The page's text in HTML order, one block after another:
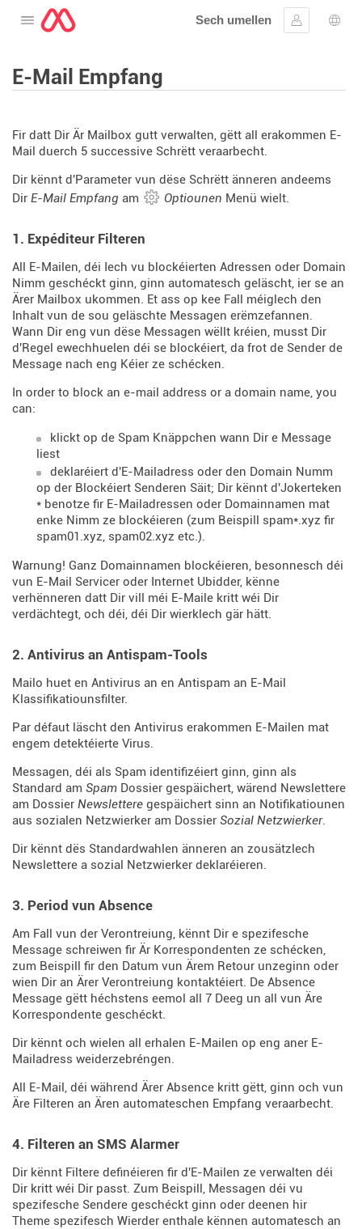
Oppen de Menü
Sech umellen
Umellen
E-Mail Empfang
Fir datt Dir Är Mailbox gutt verwalten, gëtt all erakommen E-
Mail duerch 5 successive Schrëtt veraarbecht.
Dir kënnt d'Parameter vun dëse Schrëtt änneren andeems
Dir E-Mail Empfang am Optiounen Menü wielt.
1. Expéditeur Filteren
All E-Mailen, déi Iech vu blockéierten Adressen oder Domain
Nimm geschéckt ginn, ginn automatesch geläscht, ier se an
Ärer Mailbox ukommen. Et ass op kee Fall méiglech den
Inhalt vun de sou geläschte Messagen erëmzefannen.
Wann Dir eng vun dëse Messagen wëllt kréien, musst Dir
d'Regel ewechhuelen déi se blockéiert, da frot de Sender de
Message nach eng Kéier ze schécken.
In order to block an e-mail address or a domain name, you
can:
klickt op de Spam Knäppchen wann Dir e Message
liest
deklaréiert d'E-Mailadress oder den Domain Numm
op der Blockéiert Senderen Säit; Dir kënnt d'Jokerteken
* benotze fir E-Mailadressen oder Domainnamen mat
enke Nimm ze blockéieren (zum Beispill spam*.xyz fir
spam01.xyz, spam02.xyz etc.).
Warnung! Ganz Domainnamen blockéieren, besonnesch déi
vun E-Mail Servicer oder Internet Ubidder, kënne
verhënneren datt Dir vill méi E-Maile kritt wéi Dir
verdächtegt, och déi, déi Dir wierklech gär hätt.
2. Antivirus an Antispam-Tools
Mailo huet en Antivirus an en Antispam an E-Mail
Klassifikatiounsfilter.
Par défaut läscht den Antivirus erakommen E-Mailen mat
engem detektéierte Virus.
Messagen, déi als Spam identifizéiert ginn, ginn als
Standard am Spam Dossier gespäichert, wärend Newslettere
am Dossier Newslettere gespäichert sinn an Notifikatiounen
aus sozialen Netzwierker am Dossier Sozial Netzwierker.
Dir kënnt dës Standardwahlen änneren an zousätzlech
Newslettere a sozial Netzwierker deklaréieren.
3. Period vun Absence
Am Fall vun der Verontreiung, kënnt Dir e spezifesche
Message schreiwen fir Är Korrespondenten ze schécken,
zum Beispill fir den Datum vun Ärem Retour unzeginn oder
wien Dir an Ärer Verontreiung kontaktéiert. De Absence
Message gëtt héchstens eemol all 7 Deeg un all vun Äre
Korrespondente geschéckt.
Dir kënnt och wielen all erhalen E-Mailen op eng aner E-
Mailadress weiderzebréngen.
All E-Mail, déi während Ärer Absence kritt gëtt, ginn och vun
Äre Filteren an Ären automateschen Empfang veraarbecht.
4. Filteren an SMS Alarmer
Dir kënnt Filtere definéieren fir d'E-Mailen ze verwalten déi
Dir kritt wéi Dir passt. Zum Beispill, Messagen déi vu
spezifesche Sendere geschéckt ginn oder deenen hir
Theme spezifesch Wierder enthale kënnen automatesch an